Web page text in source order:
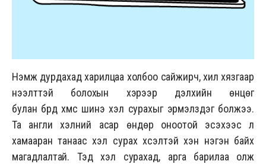
Нэмж дурдахад харилцаа холбоо сайжирч, хил хязгаар
нээлттэй болохын хэрээр дэлхийн өнцөг
булан бүрд хүмүүс шинэ хэл сурахыг эрмэлздэг болжээ.
Та англи хэлний асар өндөр оноотой эсэхээс үл
хамааран танаас хэл сурах хүсэлтэй хэн нэгэн байх
магадлалтай. Тэд хэл сурахад, арга барилаа олж